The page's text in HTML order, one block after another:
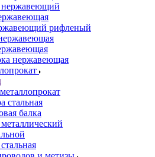
нержавеющий
рифленый
нержавеющая
стальная
балка